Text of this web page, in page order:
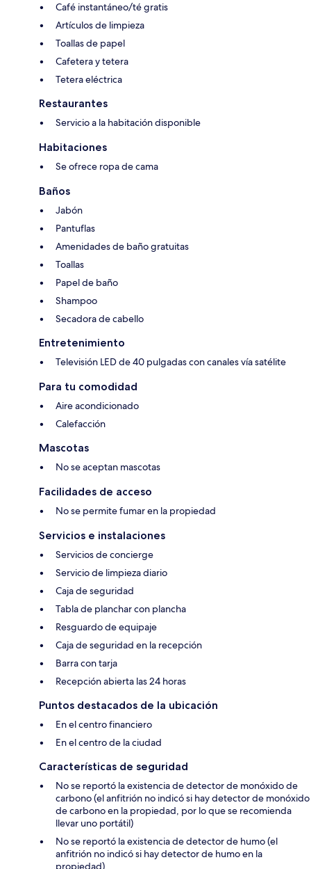
Café instantáneo/té gratis
Artículos de limpieza
Toallas de papel
Cafetera y tetera
Tetera eléctrica
Restaurantes
Servicio a la habitación disponible
Habitaciones
Se ofrece ropa de cama
Baños
Jabón
Pantuflas
Amenidades de baño gratuitas
Toallas
Papel de baño
Shampoo
Secadora de cabello
Entretenimiento
Televisión LED de 40 pulgadas con canales vía satélite
Para tu comodidad
Aire acondicionado
Calefacción
Mascotas
No se aceptan mascotas
Facilidades de acceso
No se permite fumar en la propiedad
Servicios e instalaciones
Servicios de concierge
Servicio de limpieza diario
Caja de seguridad
Tabla de planchar con plancha
Resguardo de equipaje
Caja de seguridad en la recepción
Barra con tarja
Recepción abierta las 24 horas
Puntos destacados de la ubicación
En el centro financiero
En el centro de la ciudad
Características de seguridad
No se reportó la existencia de detector de monóxido de
carbono (el anfitrión no indicó si hay detector de monóxido
de carbono en la propiedad, por lo que se recomienda
llevar uno portátil)
No se reportó la existencia de detector de humo (el
anfitrión no indicó si hay detector de humo en la
propiedad)